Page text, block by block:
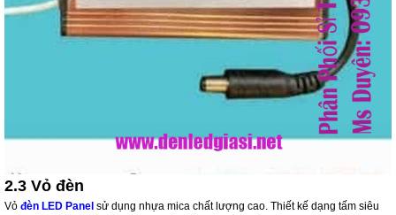
2.3 Vỏ đèn
Vỏ đèn LED Panel sử dụng nhựa mica chất lượng cao. Thiết kế dạng tấm siêu